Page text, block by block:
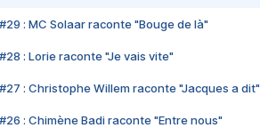
#29 : MC Solaar raconte "Bouge de là"
#28 : Lorie raconte "Je vais vite"
#27 : Christophe Willem raconte "Jacques a dit"
#26 : Chimène Badi raconte "Entre nous"